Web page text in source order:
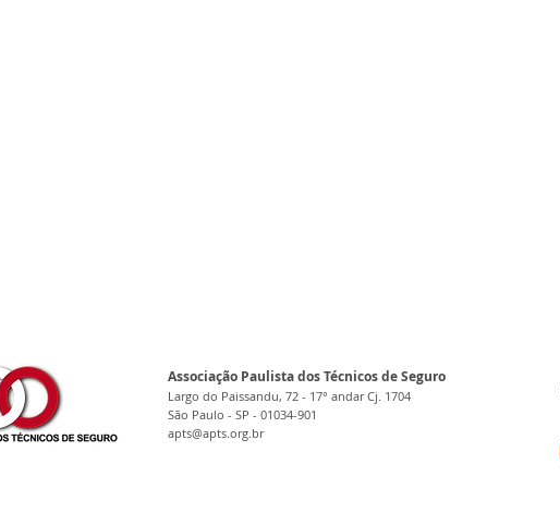
Associação Paulista dos Técnicos de Seguro
Largo do Paissandu, 72 - 17° andar Cj. 1704
São Paulo - SP - 01034-901
apts@apts.org.br